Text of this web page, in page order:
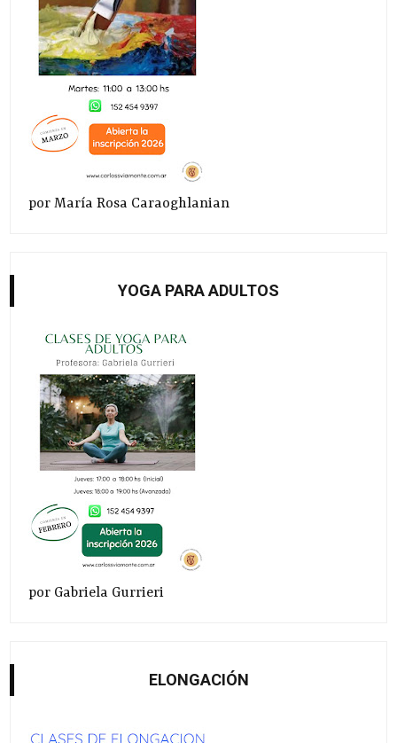
por María Rosa Caraoghlanian
YOGA PARA ADULTOS
por Gabriela Gurrieri
ELONGACIÓN